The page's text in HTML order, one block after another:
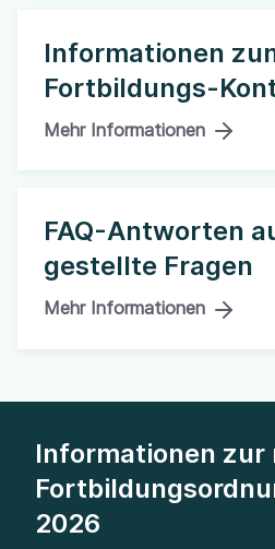
Informationen
Fortbildungs-
Mehr Informationen
FAQ-Antworten
gestellte Fragen
Mehr Informationen
Informationen zur
2026